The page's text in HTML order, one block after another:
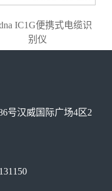
IC1G便携式电缆识
别仪
号汉威国际广场4区2